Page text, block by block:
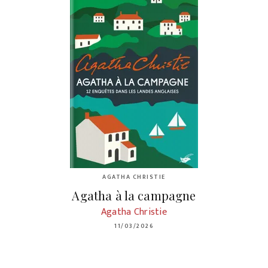
AGATHA CHRISTIE
Agatha à la campagne
Agatha Christie
11/03/2026